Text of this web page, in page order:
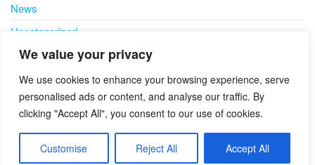
We value your privacy
We use cookies to enhance your browsing experience, serve
personalised ads or content, and analyse our traffic. By
clicking "Accept All", you consent to our use of cookies.
Customise Reject All Accept All
News
Uncategorized
SEARCH